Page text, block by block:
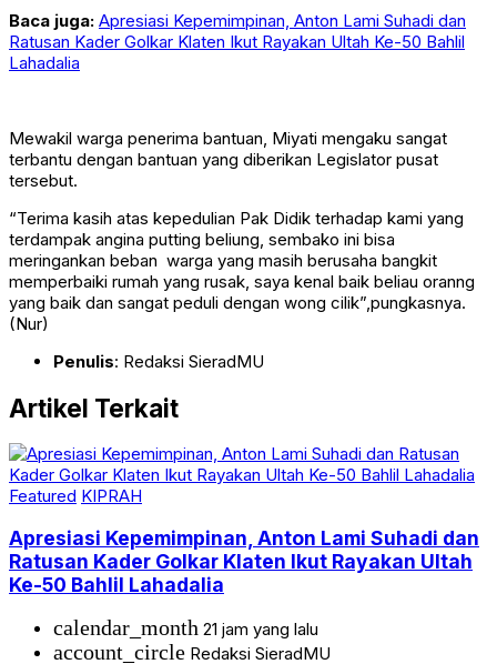
Baca juga: Apresiasi Kepemimpinan, Anton Lami Suhadi dan
Ratusan Kader Golkar Klaten Ikut Rayakan Ultah Ke-50 Bahlil
Lahadalia
Mewakil warga penerima bantuan, Miyati mengaku sangat
terbantu dengan bantuan yang diberikan Legislator pusat
tersebut.
“Terima kasih atas kepedulian Pak Didik terhadap kami yang
terdampak angina putting beliung, sembako ini bisa
meringankan beban warga yang masih berusaha bangkit
memperbaiki rumah yang rusak, saya kenal baik beliau oranng
yang baik dan sangat peduli dengan wong cilik”,pungkasnya.
(Nur)
Penulis: Redaksi SieradMU
Artikel Terkait
Featured KIPRAH
Apresiasi Kepemimpinan, Anton Lami Suhadi dan
Ratusan Kader Golkar Klaten Ikut Rayakan Ultah
Ke-50 Bahlil Lahadalia
calendar_month 21 jam yang lalu
account_circle Redaksi SieradMU